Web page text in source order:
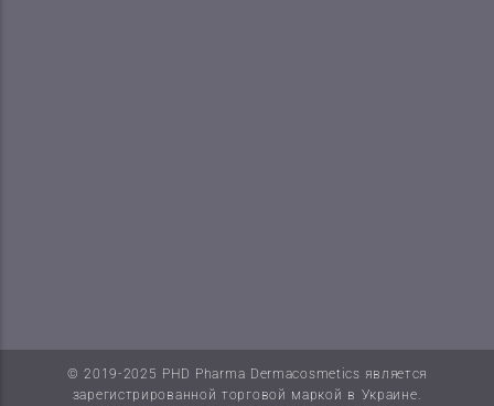
© 2019-2025 PHD Pharma Dermacosmetics является
зарегистрированной торговой маркой в Украине.